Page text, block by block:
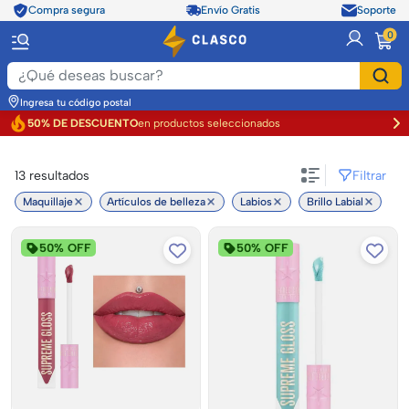
Compra segura Envío Gratis Soporte
0
Ingresa tu código postal
50% DE DESCUENTOen productos seleccionados
13 resultados Filtrar
Maquillaje Artículos de belleza Labios Brillo Labial
50% OFF 50% OFF